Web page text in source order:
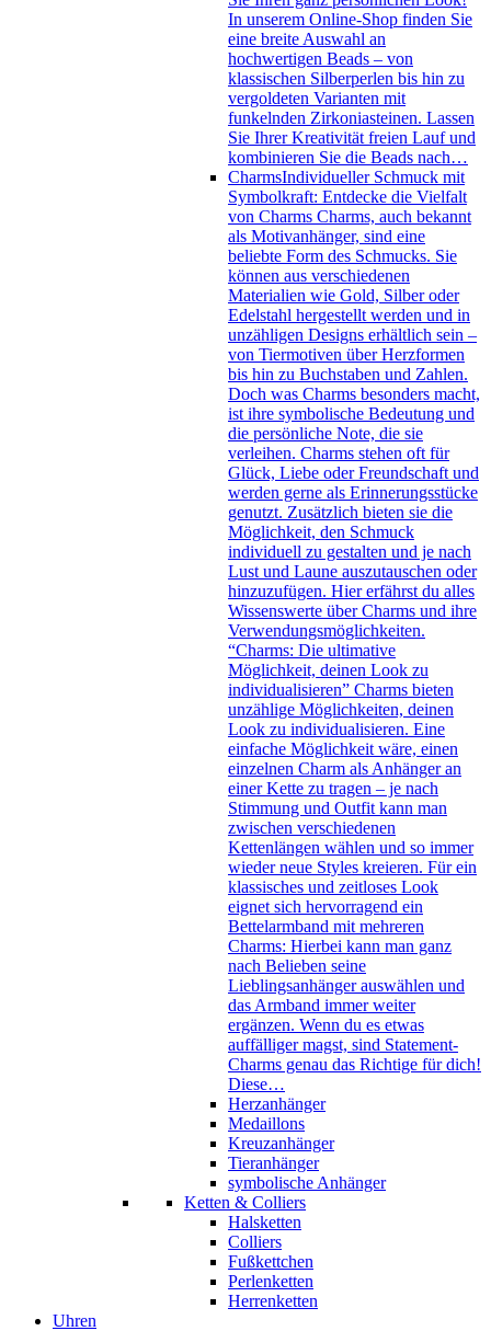
In unserem Online-Shop finden Sie
eine breite Auswahl an
hochwertigen Beads – von
klassischen Silberperlen bis hin zu
vergoldeten Varianten mit
funkelnden Zirkoniasteinen. Lassen
Sie Ihrer Kreativität freien Lauf und
kombinieren Sie die Beads nach…
CharmsIndividueller Schmuck mit
Symbolkraft: Entdecke die Vielfalt
von Charms Charms, auch bekannt
als Motivanhänger, sind eine
beliebte Form des Schmucks. Sie
können aus verschiedenen
Materialien wie Gold, Silber oder
Edelstahl hergestellt werden und in
unzähligen Designs erhältlich sein –
von Tiermotiven über Herzformen
bis hin zu Buchstaben und Zahlen.
Doch was Charms besonders macht,
ist ihre symbolische Bedeutung und
die persönliche Note, die sie
verleihen. Charms stehen oft für
Glück, Liebe oder Freundschaft und
werden gerne als Erinnerungsstücke
genutzt. Zusätzlich bieten sie die
Möglichkeit, den Schmuck
individuell zu gestalten und je nach
Lust und Laune auszutauschen oder
hinzuzufügen. Hier erfährst du alles
Wissenswerte über Charms und ihre
Verwendungsmöglichkeiten.
“Charms: Die ultimative
Möglichkeit, deinen Look zu
individualisieren” Charms bieten
unzählige Möglichkeiten, deinen
Look zu individualisieren. Eine
einfache Möglichkeit wäre, einen
einzelnen Charm als Anhänger an
einer Kette zu tragen – je nach
Stimmung und Outfit kann man
zwischen verschiedenen
Kettenlängen wählen und so immer
wieder neue Styles kreieren. Für ein
klassisches und zeitloses Look
eignet sich hervorragend ein
Bettelarmband mit mehreren
Charms: Hierbei kann man ganz
nach Belieben seine
Lieblingsanhänger auswählen und
das Armband immer weiter
ergänzen. Wenn du es etwas
auffälliger magst, sind Statement-
Charms genau das Richtige für dich!
Diese…
Herzanhänger
Medaillons
Kreuzanhänger
Tieranhänger
symbolische Anhänger
Ketten & Colliers
Halsketten
Colliers
Fußkettchen
Perlenketten
Herrenketten
Uhren